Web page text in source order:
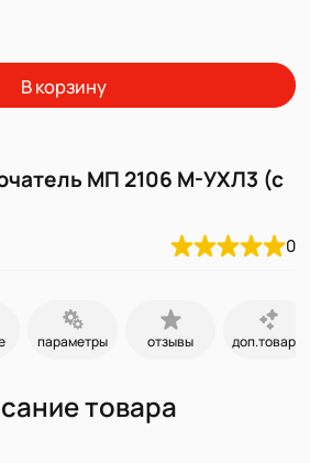
В корзину
МП 2106 М-УХЛ3 (с
0
параметры отзывы доп.товары
товара